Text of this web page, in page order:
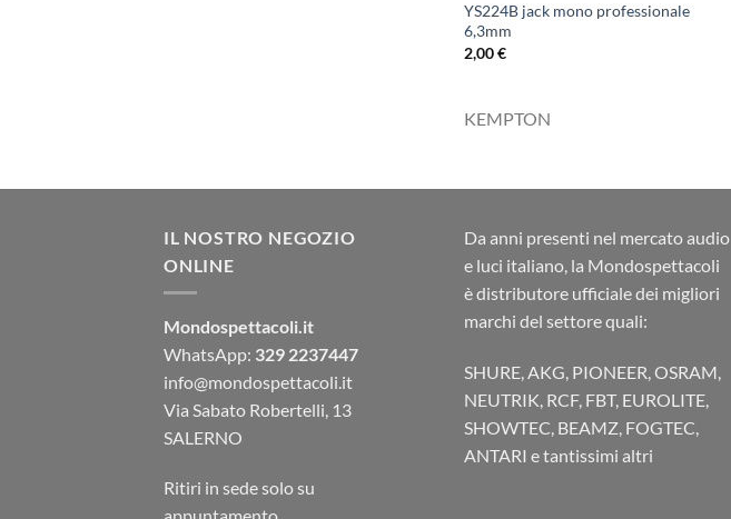
YS224B jack mono professionale
6,3mm
2,00€
KEMPTON
IL NOSTRO NEGOZIO
ONLINE
Mondospettacoli.it
WhatsApp: 329 2237447
info@mondospettacoli.it
Via Sabato Robertelli, 13
SALERNO
Ritiri in sede solo su
Da anni presenti nel mercato audio
e luci italiano, la Mondospettacoli
è distributore ufficiale dei migliori
marchi del settore quali:
SHURE, AKG, PIONEER, OSRAM,
NEUTRIK, RCF, FBT, EUROLITE,
SHOWTEC, BEAMZ, FOGTEC,
ANTARI e tantissimi altri